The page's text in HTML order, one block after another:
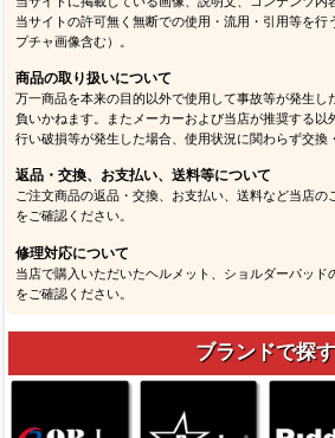
当サイトの許可無く無断での使用・流用・引用等を行
プチャ画像含む）。
商品の取り扱いについて
万一商品を本来の目的以外で使用して事故等が発生し
負いかねます。またメーカーおよび当店が推奨する以
行い破損等が発生した場合、使用状況に関わらず交換
返品・交換、お支払い、送料等について
ご注文商品の返品・交換、お支払い、送料など当店の
をご確認ください。
修理対応について
当店で購入いただいたヘルメット、ショルダーパッド
をご確認ください。
ブランドで探す